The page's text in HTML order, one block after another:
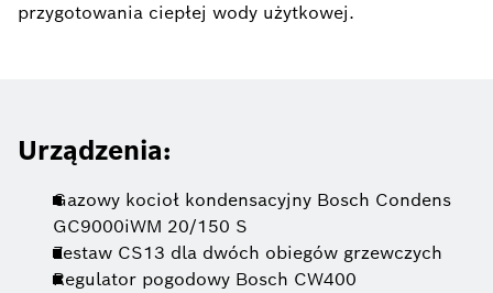
przygotowania ciepłej wody użytkowej.
Urządzenia:
Gazowy kocioł kondensacyjny Bosch Condens
GC9000iWM 20/150 S
Zestaw CS13 dla dwóch obiegów grzewczych
Regulator pogodowy Bosch CW400